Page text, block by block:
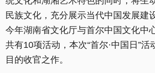
民族文化，充分展示当代中国发展建
今年湖南省文化厅与首尔中国文化中
共有10项活动，本次“首尔·中国日”活
目的收官之作。